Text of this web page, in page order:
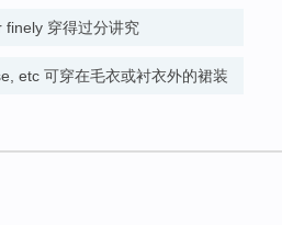
穿得过分讲究
etc 可穿在毛衣或衬衣外的裙装